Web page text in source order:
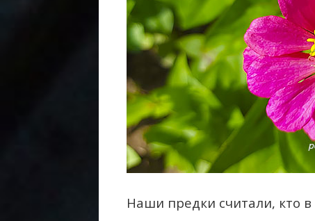
Наши предки считали, кто